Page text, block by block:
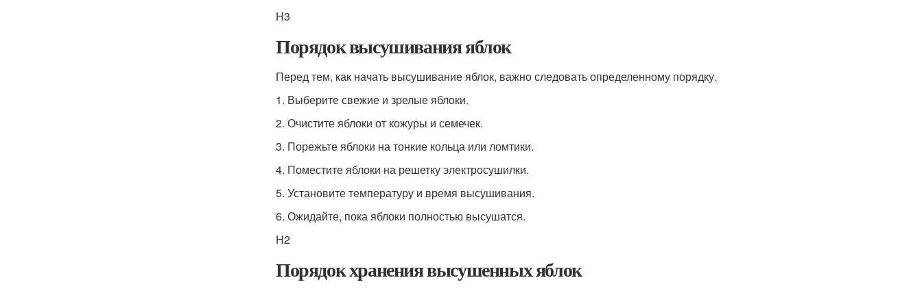
H3
Порядок высушивания яблок
Перед тем, как начать высушивание яблок, важно следовать определенному порядку.
1. Выберите свежие и зрелые яблоки.
2. Очистите яблоки от кожуры и семечек.
3. Порежьте яблоки на тонкие кольца или ломтики.
4. Поместите яблоки на решетку электросушилки.
5. Установите температуру и время высушивания.
6. Ожидайте, пока яблоки полностью высушатся.
H2
Порядок хранения высушенных яблок